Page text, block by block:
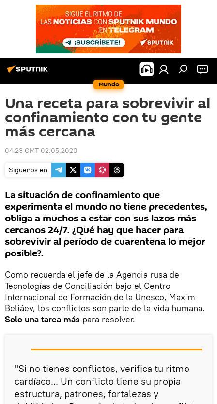
Mundo
Una receta para sobrevivir al
confinamiento con tu gente
más cercana
04:23 GMT 02.05.2020
Síguenos en
La situación de confinamiento que
experimenta el mundo no tiene precedentes,
obliga a muchos a estar con sus lazos más
cercanos 24/7. ¿Qué hay que hacer para
sobrevivir al período de cuarentena lo mejor
posible?.
Como recuerda el jefe de la Agencia rusa de
Tecnologías de Conciliación bajo el Centro
Internacional de Formación de la Unesco, Maxim
Beliáev, los conflictos son parte de la vida humana.
Solo una tarea más para resolver.
"Si no tienes conflictos, verifica tu ritmo
cardíaco... Un conflicto tiene su propia
estructura, patrones, fortalezas y